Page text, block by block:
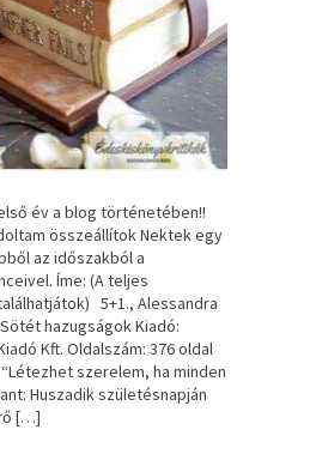
év a blog történetében!!
összeállítok Nektek egy
az időszakból a
Íme: (A teljes
5+1., Alessandra
hazugságok Kiadó:
Kft. Oldalszám: 376 oldal
szerelem, ha minden
Huszadik születésnapján
[…]